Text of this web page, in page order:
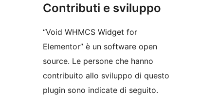
Contributi e sviluppo
“Void WHMCS Widget for
Elementor” è un software open
source. Le persone che hanno
contribuito allo sviluppo di questo
plugin sono indicate di seguito.